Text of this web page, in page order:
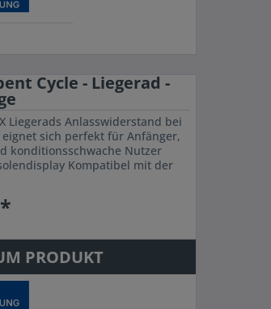
Cycle - Liegerad -
Liegerads Anlasswiderstand bei
sich perfekt für Anfänger,
konditionsschwache Nutzer
Kompatibel mit der
PRODUKT